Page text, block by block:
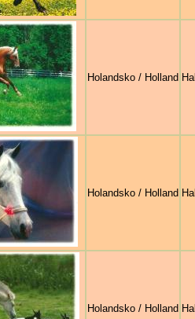
Holandsko / Holland
Holandsko / Holland
Holandsko / Holland